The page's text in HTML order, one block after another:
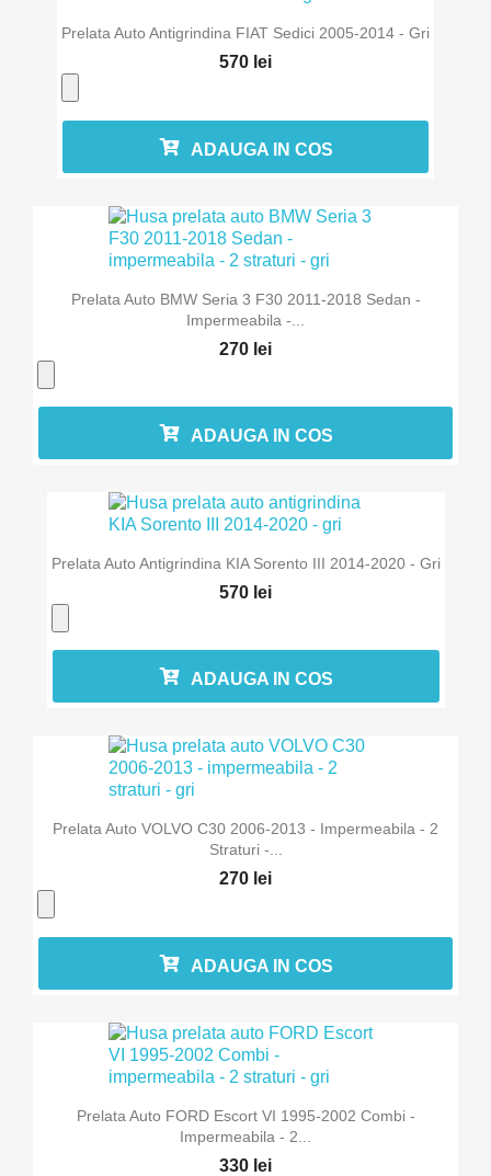
Prelata Auto Antigrindina FIAT Sedici 2005-2014 - Gri
570 lei
ADAUGA IN COS
Prelata Auto BMW Seria 3 F30 2011-2018 Sedan -
Impermeabila -...
270 lei
ADAUGA IN COS
Prelata Auto Antigrindina KIA Sorento III 2014-2020 - Gri
570 lei
ADAUGA IN COS
Prelata Auto VOLVO C30 2006-2013 - Impermeabila - 2
Straturi -...
270 lei
ADAUGA IN COS
Prelata Auto FORD Escort VI 1995-2002 Combi -
Impermeabila - 2...
330 lei